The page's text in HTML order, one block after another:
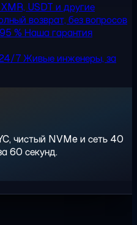
XMR, USDT и другие
возврат, без вопросов
% Наша гарантия
7Живые инженеры, за
чистый NVMe и сеть 40
60 секунд.